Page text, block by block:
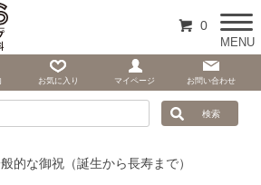
的な御祝（誕生から長寿まで）
0
MENU
お気に入り マイページ お問い合わせ